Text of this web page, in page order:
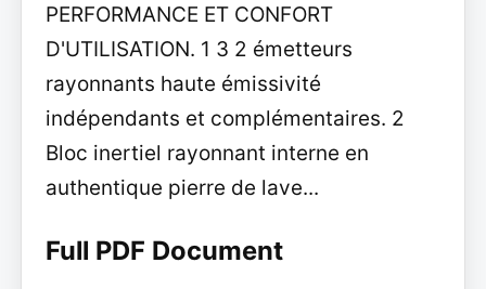
PERFORMANCE ET CONFORT
D'UTILISATION. 1 3 2 émetteurs
rayonnants haute émissivité
indépendants et complémentaires. 2
Bloc inertiel rayonnant interne en
authentique pierre de lave...
Full PDF Document